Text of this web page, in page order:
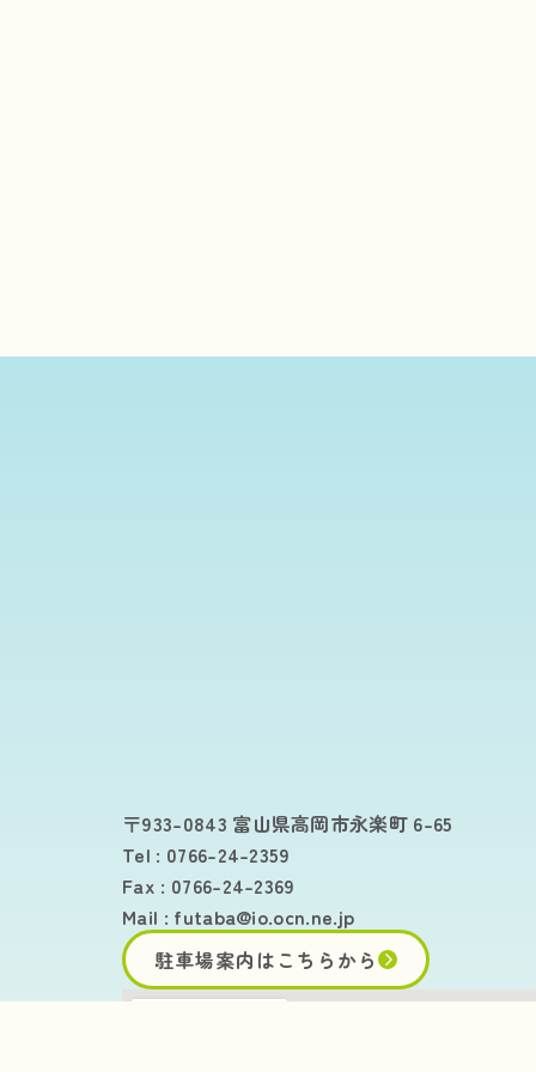
〒933-0843 富山県高岡市永楽町 6-65
Tel : 0766-24-2359
Fax : 0766-24-2369
Mail : futaba@io.ocn.ne.jp
駐車場案内はこちらから